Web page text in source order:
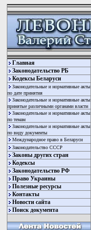
Главная
Законодательство РБ
Кодексы Беларуси
Законодательные и нормативные акты
по дате принятия
Законодательные и нормативные акты
принятые различными органами власти
Законодательные и нормативные акты
по темам
Законодательные и нормативные акты
по виду документы
Международное право в Беларуси
Законодательство СССР
Законы других стран
Кодексы
Законодательство РФ
Право Украины
Полезные ресурсы
Контакты
Новости сайта
Поиск документа